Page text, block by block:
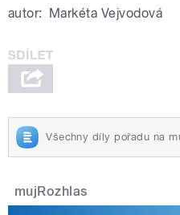
autor: Markéta Vejvodová
Všechny díly pořadu na
mujRozhlas